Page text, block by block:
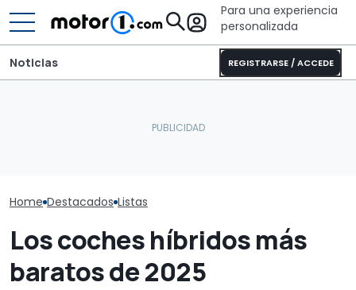
Para una experiencia
personalizada
REGISTRARSE / ACCEDE
Noticias
Home Destacados Listas
Los coches híbridos más
baratos de 2025